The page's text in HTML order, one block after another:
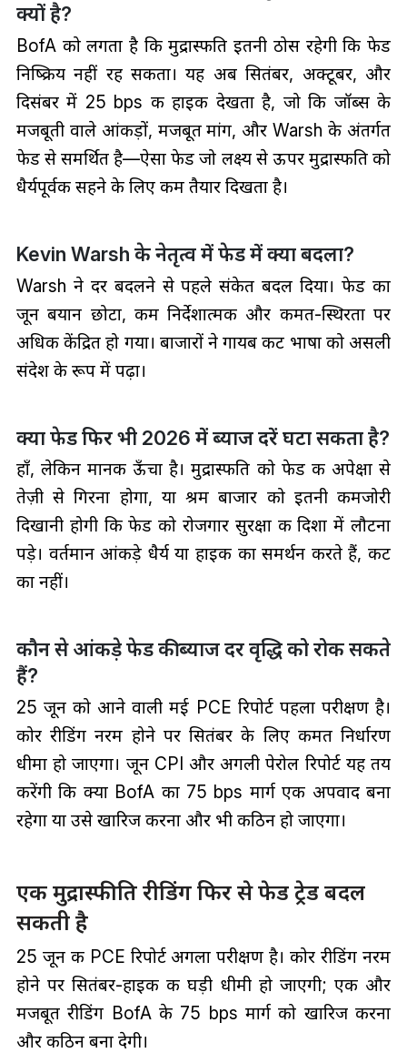
क्यों है?
BofA को लगता है कि मुद्रास्फीति इतनी ठोस रहेगी कि फेड
निष्क्रिय नहीं रह सकता। यह अब सितंबर, अक्टूबर, और
दिसंबर में 25 bps की हाइक देखता है, जो कि जॉब्स के
मजबूती वाले आंकड़ों, मजबूत मांग, और Warsh के अंतर्गत
फेड से समर्थित है—ऐसा फेड जो लक्ष्य से ऊपर मुद्रास्फीति को
धैर्यपूर्वक सहने के लिए कम तैयार दिखता है।
Kevin Warsh के नेतृत्व में फेड में क्या बदला?
Warsh ने दर बदलने से पहले संकेत बदल दिया। फेड का
जून बयान छोटा, कम निर्देशात्मक और कीमत-स्थिरता पर
अधिक केंद्रित हो गया। बाजारों ने गायब कट भाषा को असली
संदेश के रूप में पढ़ा।
क्या फेड फिर भी 2026 में ब्याज दरें घटा सकता है?
हाँ, लेकिन मानक ऊँचा है। मुद्रास्फीति को फेड की अपेक्षा से
तेज़ी से गिरना होगा, या श्रम बाजार को इतनी कमजोरी
दिखानी होगी कि फेड को रोजगार सुरक्षा की दिशा में लौटना
पड़े। वर्तमान आंकड़े धैर्य या हाइक का समर्थन करते हैं, कट
का नहीं।
कौन से आंकड़े फेड की ब्याज दर वृद्धि को रोक सकते
हैं?
25 जून को आने वाली मई PCE रिपोर्ट पहला परीक्षण है।
कोर रीडिंग नरम होने पर सितंबर के लिए कीमत निर्धारण
धीमा हो जाएगा। जून CPI और अगली पेरोल रिपोर्ट यह तय
करेंगी कि क्या BofA का 75 bps मार्ग एक अपवाद बना
रहेगा या उसे खारिज करना और भी कठिन हो जाएगा।
एक मुद्रास्फीति रीडिंग फिर से फेड ट्रेड बदल
सकती है
25 जून की PCE रिपोर्ट अगला परीक्षण है। कोर रीडिंग नरम
होने पर सितंबर-हाइक की घड़ी धीमी हो जाएगी; एक और
मजबूत रीडिंग BofA के 75 bps मार्ग को खारिज करना
और कठिन बना देगी।